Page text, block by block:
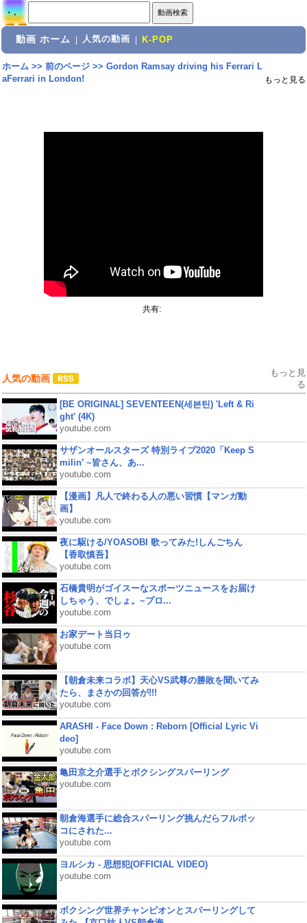
動画 ホーム 人気の動画 K-POP
ホーム>> 前のページ>> Gordon Ramsay driving his Ferrari L
aFerrari in London!
もっと見る
共有:
人気の動画
もっと見
る
[BE ORIGINAL] SEVENTEEN(세븐틴) 'Left & Ri
ght' (4K)
youtube.com
サザンオールスターズ 特別ライブ2020「Keep S
milin’ ~皆さん、あ...
youtube.com
【漫画】凡人で終わる人の悪い習慣【マンガ動
画】
youtube.com
夜に駆ける/YOASOBI 歌ってみた!しんごちん
【香取慎吾】
youtube.com
石橋貴明がゴイスーなスポーツニュースをお届け
しちゃう、でしょ。~プロ...
youtube.com
お家デート当日ゥ
youtube.com
【朝倉未来コラボ】天心VS武尊の勝敗を聞いてみ
たら、まさかの回答が!!!
youtube.com
ARASHI - Face Down : Reborn [Official Lyric Vi
deo]
youtube.com
亀田京之介選手とボクシングスパーリング
youtube.com
朝倉海選手に総合スパーリング挑んだらフルボッ
コにされた...
youtube.com
ヨルシカ - 思想犯(OFFICIAL VIDEO)
youtube.com
ボクシング世界チャンピオンとスパーリングして